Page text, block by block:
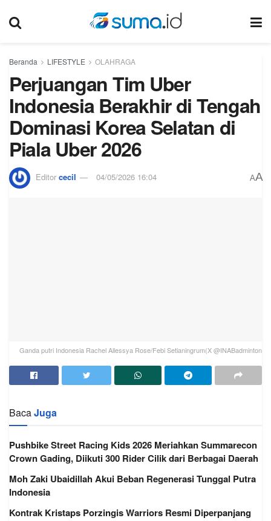
Beranda LIFESTYLE OLAHRAGA
Perjuangan Tim Uber
Indonesia Berakhir di Tengah
Dominasi Korea Selatan di
Piala Uber 2026
Editor cecil 04/05/2026 16:04 AA
Ganda putri Indonesia Rachel Allessya Rose/Febi Setianingrum(X @INABadminton
BacaJuga
Pushbike Street Racing Kids 2026 Meriahkan Summarecon
Crown Gading, Diikuti 300 Rider Cilik dari Berbagai Daerah
Moh Zaki Ubaidillah Akui Beban Regenerasi Tunggal Putra
Indonesia
Kontrak Kristaps Porzingis Warriors Resmi Diperpanjang